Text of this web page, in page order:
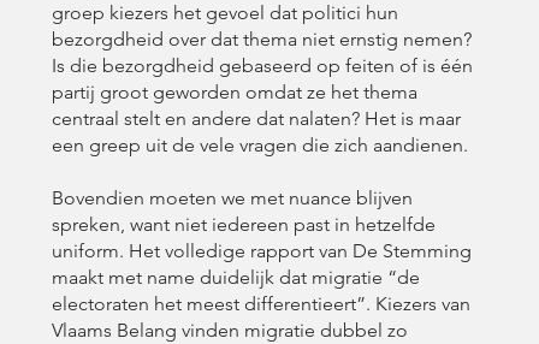
groep kiezers het gevoel dat politici hun
bezorgdheid over dat thema niet ernstig nemen?
Is die bezorgdheid gebaseerd op feiten of is één
partij groot geworden omdat ze het thema
centraal stelt en andere dat nalaten? Het is maar
een greep uit de vele vragen die zich aandienen.
Bovendien moeten we met nuance blijven
spreken, want niet iedereen past in hetzelfde
uniform. Het volledige rapport van De Stemming
maakt met name duidelijk dat migratie “de
electoraten het meest differentieert”. Kiezers van
Vlaams Belang vinden migratie dubbel zo